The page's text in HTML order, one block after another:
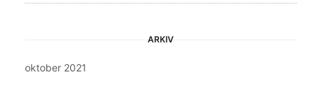
ARKIV
oktober 2021